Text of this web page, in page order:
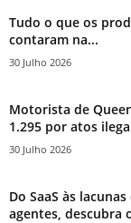
Tudo o que os
contaram na...
30 Julho 2026
Motorista de
1.295 por atos
30 Julho 2026
Do SaaS às
agentes, descubra